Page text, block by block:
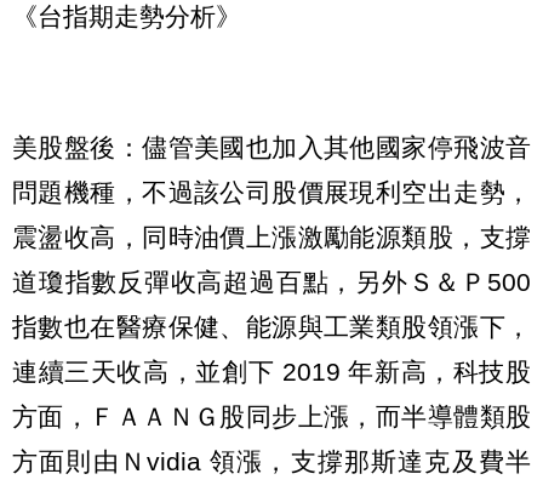
《台指期走勢分析》
美股盤後：儘管美國也加入其他國家停飛波音
問題機種，不過該公司股價展現利空出走勢，
震盪收高，同時油價上漲激勵能源類股，支撐
道瓊指數反彈收高超過百點，另外Ｓ＆Ｐ500
指數也在醫療保健、能源與工業類股領漲下，
連續三天收高，並創下 2019 年新高，科技股
方面，ＦＡＡＮＧ股同步上漲，而半導體類股
方面則由Ｎvidia 領漲，支撐那斯達克及費半